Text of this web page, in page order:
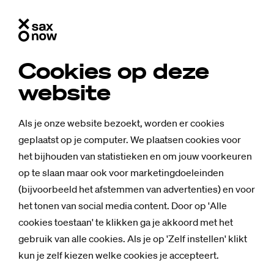
Cookies op deze
website
Als je onze website bezoekt, worden er cookies
geplaatst op je computer. We plaatsen cookies voor
het bijhouden van statistieken en om jouw voorkeuren
op te slaan maar ook voor marketingdoeleinden
(bijvoorbeeld het afstemmen van advertenties) en voor
het tonen van social media content. Door op 'Alle
cookies toestaan' te klikken ga je akkoord met het
gebruik van alle cookies. Als je op 'Zelf instellen' klikt
kun je zelf kiezen welke cookies je accepteert.
Nieuws
Saxi­on leert les­